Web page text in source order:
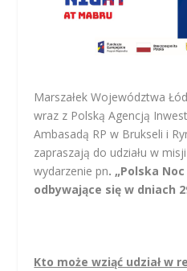
Marszałek Województwa
wraz z Polską Agencją
Ambasadą RP w Brukseli i
zapraszają do udziału w
wydarzenie pn. „Polska
odbywające się w dniach
Kto może wziąć udział w